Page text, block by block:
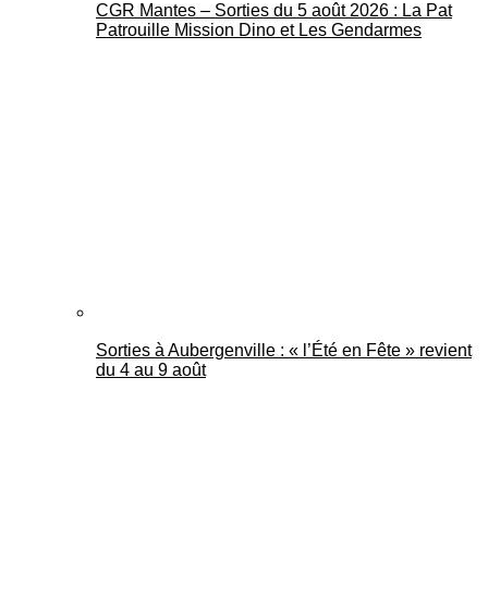
CGR Mantes – Sorties du 5 août 2026 : La Pat
Patrouille Mission Dino et Les Gendarmes
Sorties à Aubergenville : « l’Été en Fête » revient
du 4 au 9 août